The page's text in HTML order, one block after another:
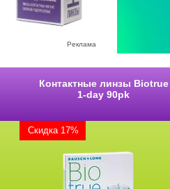
Реклама
Контактные линзы Biotrue
1-day 90pk
Скидка 17%